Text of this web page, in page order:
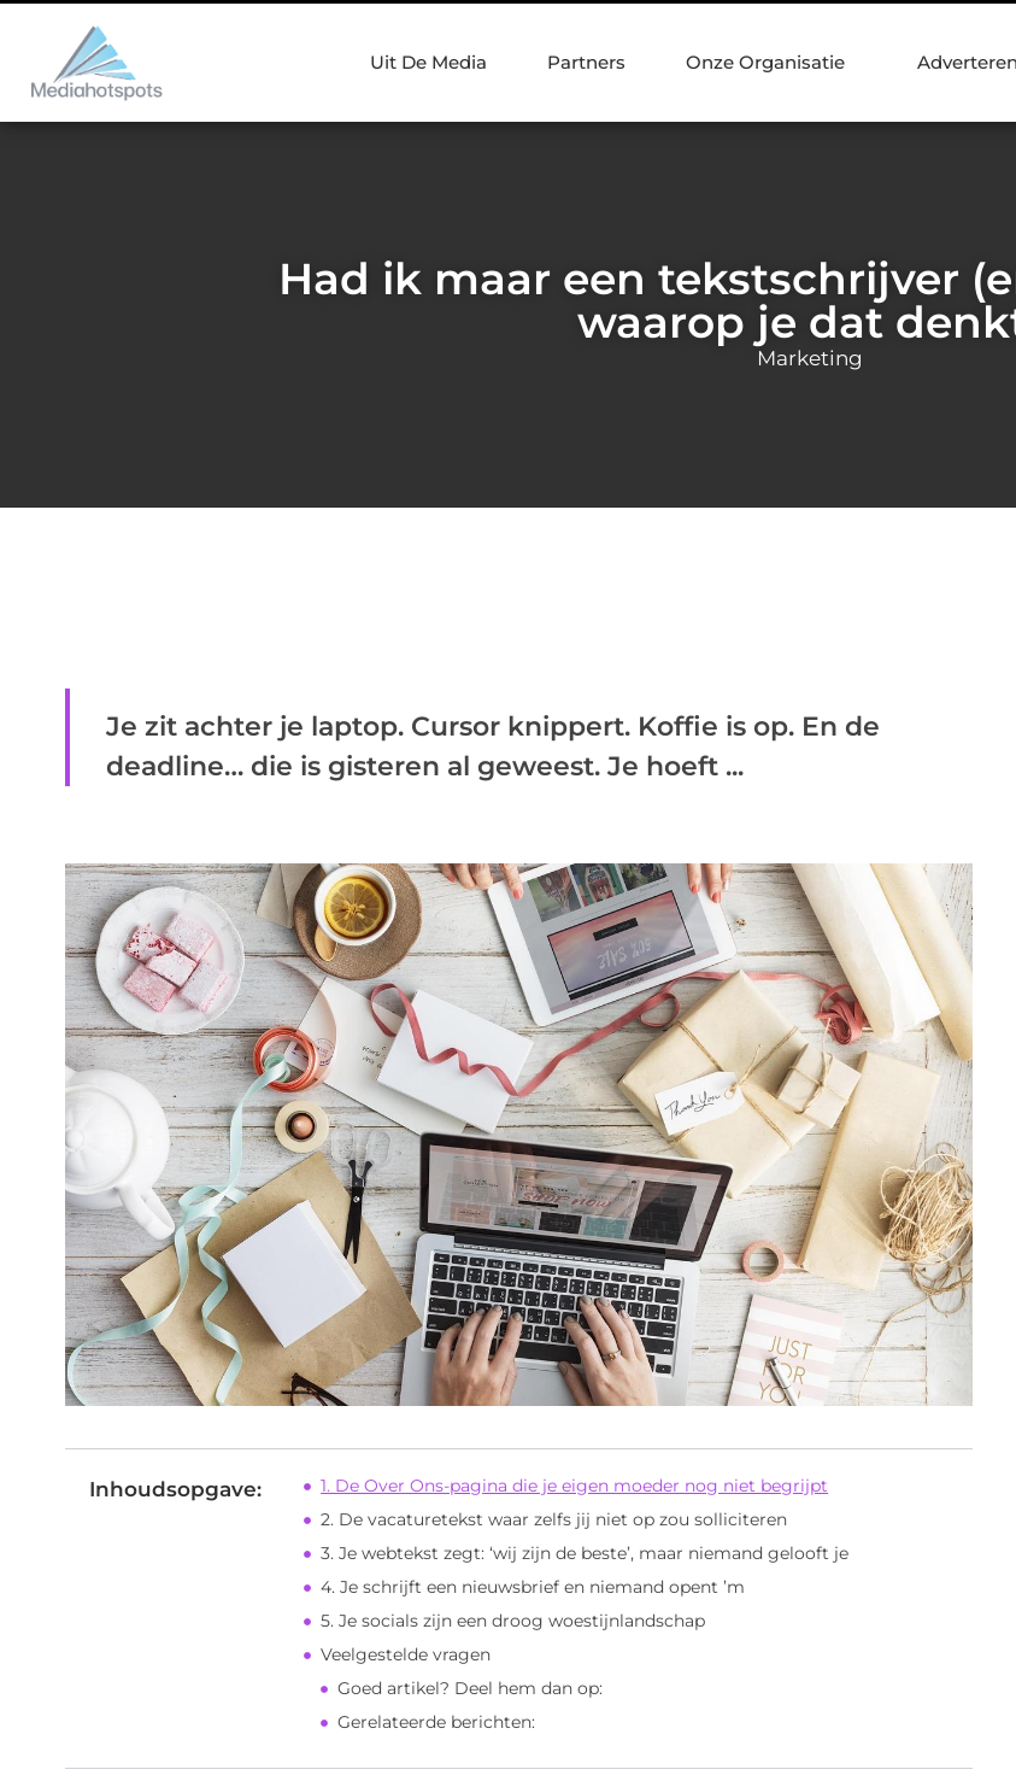
Uit De Media Partners Onze Organisatie Adverteren
Had ik maar een tekstschrijver
waarop je dat
Marketing
Je zit achter je laptop. Cursor knippert. Koffie is op. En de
deadline… die is gisteren al geweest. Je hoeft ...
Inhoudsopgave:
1. De Over Ons-pagina die je eigen moeder nog niet begrijpt
2. De vacaturetekst waar zelfs jij niet op zou solliciteren
3. Je webtekst zegt: ‘wij zijn de beste’, maar niemand gelooft je
4. Je schrijft een nieuwsbrief en niemand opent ’m
5. Je socials zijn een droog woestijnlandschap
Veelgestelde vragen
Goed artikel? Deel hem dan op:
Gerelateerde berichten: